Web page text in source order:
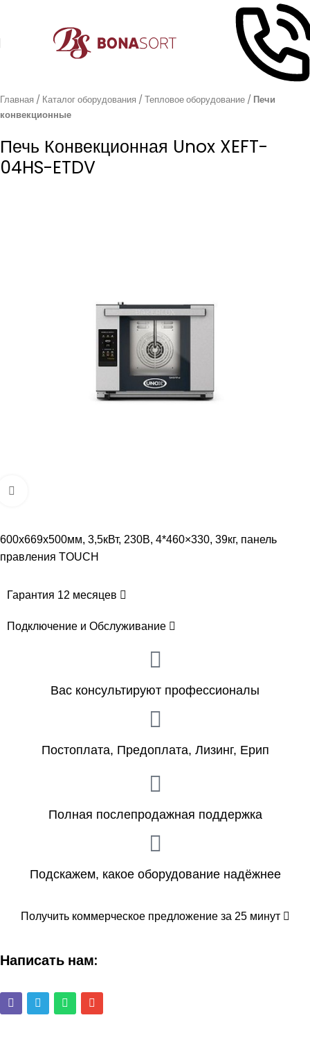
Главная Каталог оборудования Тепловое оборудование
Печи
конвекционные
Печь Конвекционная Unox XEFT-
04HS-ETDV
600x669x500мм, 3,5кВт, 230В, 4*460×330, 39кг, панель
правления TOUCH
Гарантия 12 месяцев
Подключение и Обслуживание
Вас консультируют профессионалы
Постоплата, Предоплата, Лизинг, Ерип
Полная послепродажная поддержка
Подскажем, какое оборудование надёжнее
Получить коммерческое предложение за 25 минут
Написать нам: